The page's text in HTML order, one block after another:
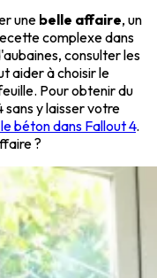
une belle affaire, un
complexe dans
consulter les
aider à choisir le
Pour obtenir du
y laisser votre
béton dans Fallout 4.
?